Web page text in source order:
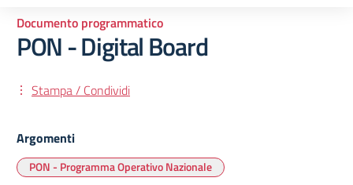
Documento programmatico
PON - Digital Board
Stampa / Condividi
Argomenti
PON - Programma Operativo Nazionale